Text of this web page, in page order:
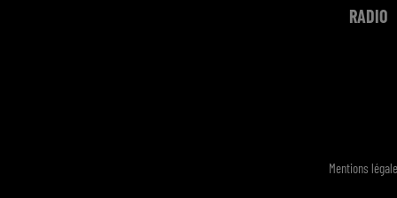
RADIO
Mentions